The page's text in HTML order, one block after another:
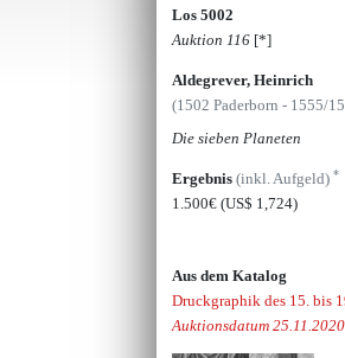
Los 5002
Auktion 116 [*]
Aldegrever, Heinrich
(1502 Paderborn - 1555/
Die sieben Planeten
Ergebnis(inkl. Aufgeld)*
1.500€(US$ 1,724)
Aus dem Katalog
Druckgraphik des 15. bis
Auktionsdatum 25.11.2020